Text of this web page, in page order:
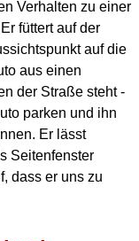
Verhalten zu einer
Er füttert auf der
auf die
aus einen
der Straße steht -
parken und ihn
Er lässt
Seitenfenster
dass er uns zu